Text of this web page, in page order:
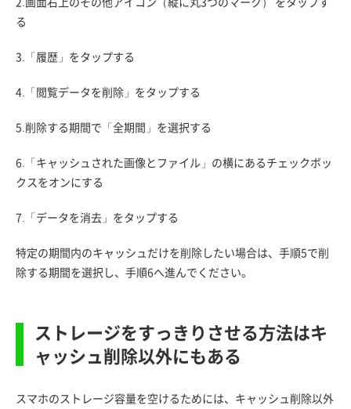
る
3.「履歴」をタップする
4.「閲覧データを削除」をタップする
5.削除する期間で「全期間」を選択する
6.「キャッシュされた画像とファイル」の横にあるチェックボッ
クスをオンにする
7.「データを消去」をタップする
特定の期間内のキャッシュだけを削除したい場合は、手順5で削
除する期間を選択し、手順6へ進んでください。
ストレージをすっきりさせる方法はキ
ャッシュ削除以外にもある
スマホのストレージ容量を空けるためには、キャッシュ削除以外